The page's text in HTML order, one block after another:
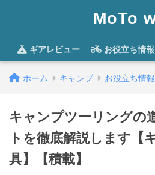
MoTo
ギアレビュー お役立ち情報
ホーム キャンプ お役立ち情報
キャンプツーリングの
トを徹底解説します【
具】【積載】